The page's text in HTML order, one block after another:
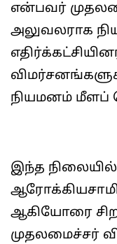
என்பவர்
அலுவலராக
நியமனம் மீளப்
இந்த
ஆகியோரை
முதலமைச்சர்